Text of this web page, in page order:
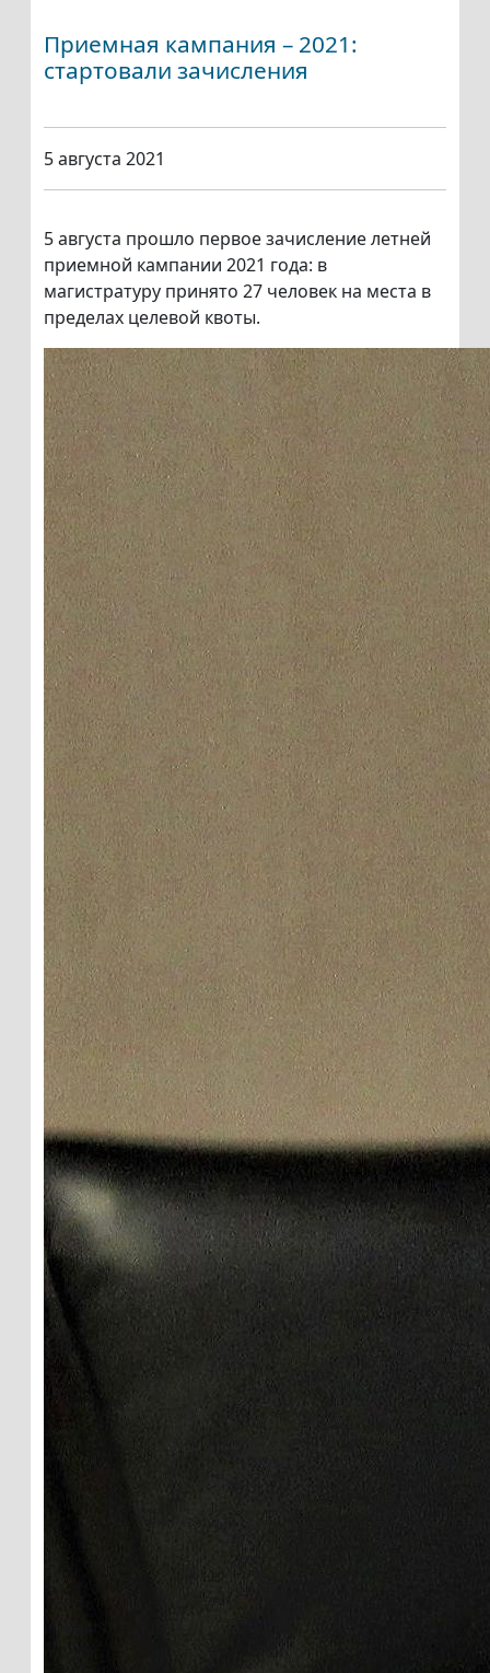
Приемная кампания – 2021:
стартовали зачисления
5 августа 2021
5 августа прошло первое зачисление летней
приемной кампании 2021 года: в
магистратуру принято 27 человек на места в
пределах целевой квоты.